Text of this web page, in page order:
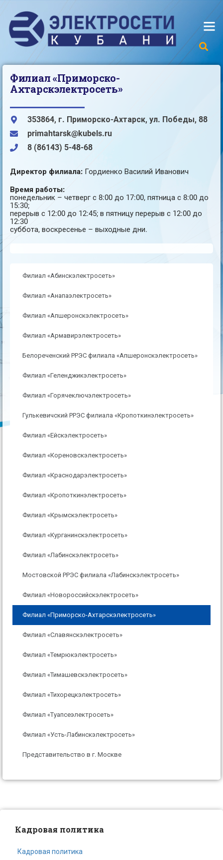
Филиал «Приморско-
Ахтарскэлектросеть»
353864, г. Приморско-Ахтарск, ул. Победы, 88
primahtarsk@kubels.ru
8 (86143) 5-48-68
Директор филиала: Гордиенко Василий Иванович
Время работы:
понедельник – четверг с 8:00 до 17:00, пятница с 8:00 до
15:30;
перерыв с 12:00 до 12:45; в пятницу перерыв с 12:00 до
12:30
суббота, воскресенье – выходные дни.
Филиал «Абинскэлектросеть»
Филиал «Анапаэлектросеть»
Филиал «Апшеронскэлектросеть»
Филиал «Армавирэлектросеть»
Белореченский РРЭС филиала «Апшеронскэлектросеть»
Филиал «Геленджикэлектросеть»
Филиал «Горячеключэлектросеть»
Гулькевичский РРЭС филиала «Кропоткинэлектросеть»
Филиал «Ейскэлектросеть»
Филиал «Кореновскэлектросеть»
Филиал «Краснодарэлектросеть»
Филиал «Кропоткинэлектросеть»
Филиал «Крымскэлектросеть»
Филиал «Курганинскэлектросеть»
Филиал «Лабинскэлектросеть»
Мостовской РРЭС филиала «Лабинскэлектросеть»
Филиал «Новороссийскэлектросеть»
Филиал «Приморско-Ахтарскэлектросеть»
Филиал «Славянскэлектросеть»
Филиал «Темрюкэлектросеть»
Филиал «Тимашевскэлектросеть»
Филиал «Тихорецкэлектросеть»
Филиал «Туапсеэлектросеть»
Филиал «Усть-Лабинскэлектросеть»
Представительство в г. Москве
Кадровая политика
Кадровая политика